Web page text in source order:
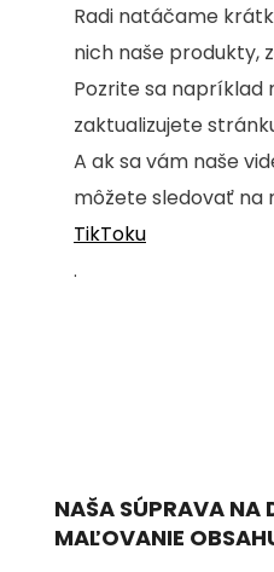
Radi natáčame
nich naše produkty,
Pozrite sa napríklad
zaktualizujete
A ak sa vám naše
môžete sledovať na
TikToku
.
NAŠA SÚPRAVA NA
MAĽOVANIE